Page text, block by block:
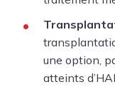
une option,
atteints